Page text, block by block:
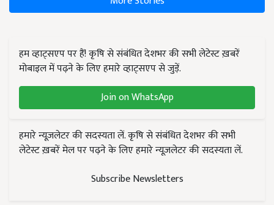
हम व्हाट्सएप पर हैं! कृषि से संबंधित देशभर की सभी लेटेस्ट ख़बरें
मोबाइल में पढ़ने के लिए हमारे व्हाट्सएप से जुड़ें.
Join on WhatsApp
हमारे न्यूज़लेटर की सदस्यता लें. कृषि से संबंधित देशभर की सभी
लेटेस्ट ख़बरें मेल पर पढ़ने के लिए हमारे न्यूज़लेटर की सदस्यता लें.
Subscribe Newsletters